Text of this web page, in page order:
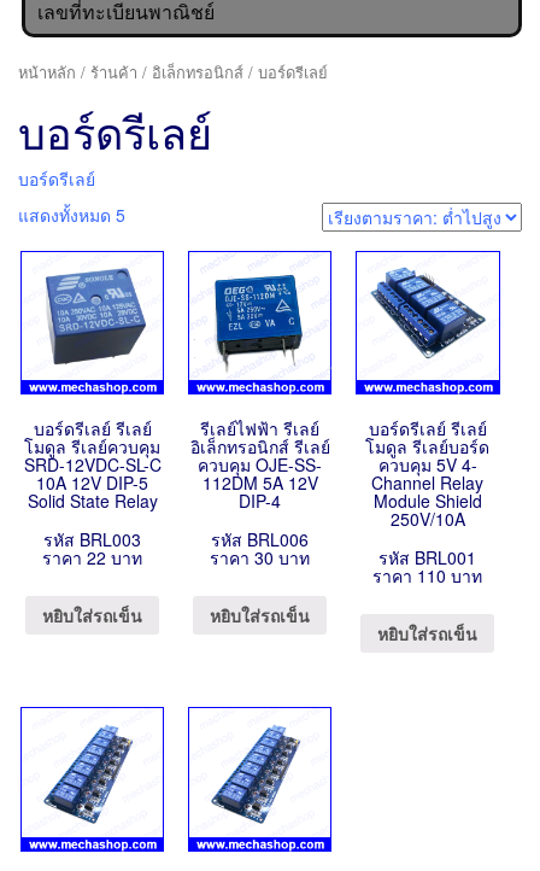
เลขที่ทะเบียนพาณิชย์
หน้าหลัก / ร้านค้า / อิเล็กทรอนิกส์ / บอร์ดรีเลย์
บอร์ดรีเลย์
บอร์ดรีเลย์
แสดงทั้งหมด 5
บอร์ดรีเลย์ รีเลย์
โมดูล รีเลย์ควบคุม
SRD-12VDC-SL-C
10A 12V DIP-5
Solid State Relay
รหัส BRL003
ราคา 22 บาท
หยิบใส่รถเข็น
รีเลย์ไฟฟ้า รีเลย์
อิเล็กทรอนิกส์ รีเลย์
ควบคุม OJE-SS-
112DM 5A 12V
DIP-4
รหัส BRL006
ราคา 30 บาท
หยิบใส่รถเข็น
บอร์ดรีเลย์ รีเลย์
โมดูล รีเลย์บอร์ด
ควบคุม 5V 4-
Channel Relay
Module Shield
250V/10A
รหัส BRL001
ราคา 110 บาท
หยิบใส่รถเข็น